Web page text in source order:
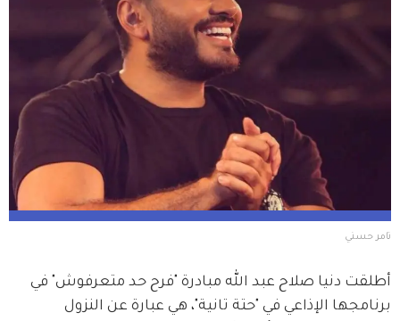
تامر حسني
أطلقت دنيا صلاح عبد الله مبادرة "فرح حد متعرفوش" في
برنامجها الإذاعي في "حتة تانية"، هي عبارة عن النزول